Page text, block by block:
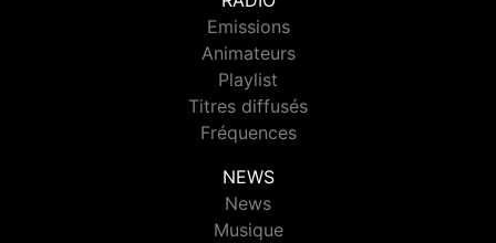
Emissions
Animateurs
Playlist
Titres diffusés
Fréquences
NEWS
News
Musique